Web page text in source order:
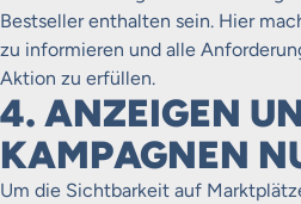
Bestseller enthalten sein. Hier
zu informieren und alle
Aktion zu erfüllen.
4. ANZEIGEN
KAMPAGNEN
Um die Sichtbarkeit auf